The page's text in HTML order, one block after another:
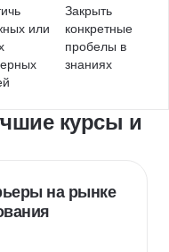
или
Закрыть
конкретные
пробелы в
знаниях
курсы и
на рынке